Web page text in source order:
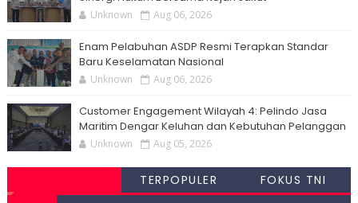
Unknown Aug 06, 2026
Enam Pelabuhan ASDP Resmi Terapkan Standar
Baru Keselamatan Nasional
Unknown Aug 06, 2026
Customer Engagement Wilayah 4: Pelindo Jasa
Maritim Dengar Keluhan dan Kebutuhan Pelanggan
Unknown Aug 05, 2026
TERPOPULER FOKUS TNI